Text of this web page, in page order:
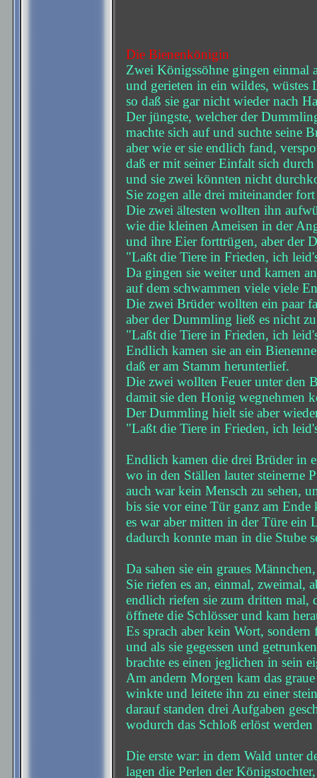
Die Bienenkönigin
Zwei Königssöhne gingen einmal
und gerieten in ein wildes, wüstes
so daß sie gar nicht wieder nach
Der jüngste, welcher der
machte sich auf und suchte seine
aber wie er sie endlich fand,
daß er mit seiner Einfalt sich
und sie zwei könnten nicht
Sie zogen alle drei miteinander
Die zwei ältesten wollten ihn
wie die kleinen Ameisen in der
und ihre Eier forttrügen, aber der
"Laßt die Tiere in Frieden, ich
Da gingen sie weiter und kamen
auf dem schwammen viele viele
Die zwei Brüder wollten ein paar
aber der Dummling ließ es nicht
"Laßt die Tiere in Frieden, ich
Endlich kamen sie an ein
daß er am Stamm herunterlief.
Die zwei wollten Feuer unter den
damit sie den Honig wegnehmen
Der Dummling hielt sie aber
"Laßt die Tiere in Frieden, ich
Endlich kamen die drei Brüder in
wo in den Ställen lauter steinerne
auch war kein Mensch zu sehen,
bis sie vor eine Tür ganz am
es war aber mitten in der Türe ein
dadurch konnte man in die Stube
Da sahen sie ein graues
Sie riefen es an, einmal, zweimal,
endlich riefen sie zum dritten mal,
öffnete die Schlösser und kam
Es sprach aber kein Wort, sondern
und als sie gegessen und
brachte es einen jeglichen in sein
Am andern Morgen kam das
winkte und leitete ihn zu einer
darauf standen drei Aufgaben
wodurch das Schloß erlöst werden
Die erste war: in dem Wald unter
lagen die Perlen der